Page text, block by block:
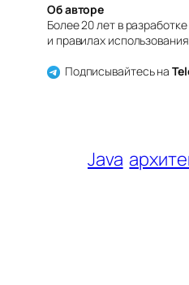
Об авторе
Более 20 лет в
и правилах
Подписывайтесь на
Java